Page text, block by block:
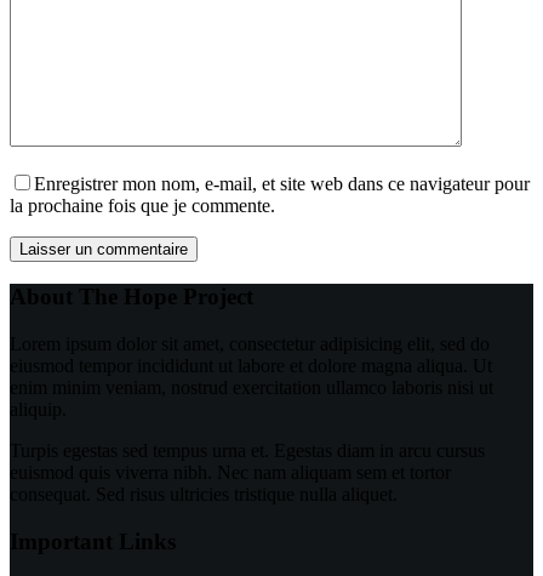
Enregistrer mon nom, e-mail, et site web dans ce navigateur pour
la prochaine fois que je commente.
Laisser un commentaire
About The Hope Project
Lorem ipsum dolor sit amet, consectetur adipisicing elit, sed do
eiusmod tempor incididunt ut labore et dolore magna aliqua. Ut
enim minim veniam, nostrud exercitation ullamco laboris nisi ut
aliquip.
Turpis egestas sed tempus urna et. Egestas diam in arcu cursus
euismod quis viverra nibh. Nec nam aliquam sem et tortor
consequat. Sed risus ultricies tristique nulla aliquet.
Important Links